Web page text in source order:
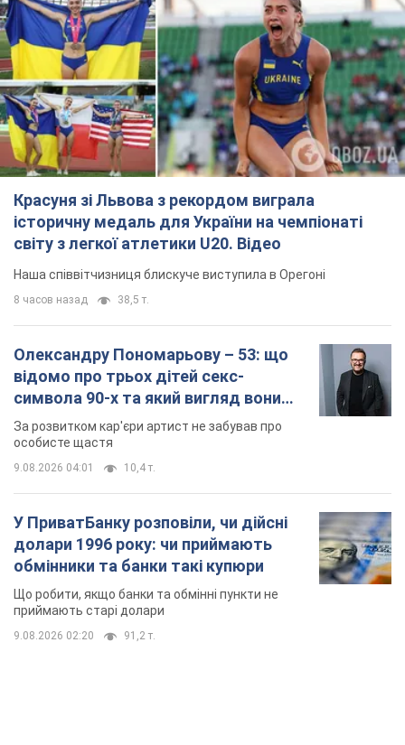
Красуня зі Львова з рекордом виграла
історичну медаль для України на чемпіонаті
світу з легкої атлетики U20. Відео
Наша співвітчизниця блискуче виступила в Орегоні
8 часов назад 38,5 т.
Олександру Пономарьову – 53: що
відомо про трьох дітей секс-
символа 90-х та який вигляд вони
мають
За розвитком кар'єри артист не забував про
особисте щастя
9.08.2026 04:01 10,4 т.
У ПриватБанку розповіли, чи дійсні
долари 1996 року: чи приймають
обмінники та банки такі купюри
Що робити, якщо банки та обмінні пункти не
приймають старі долари
9.08.2026 02:20 91,2 т.